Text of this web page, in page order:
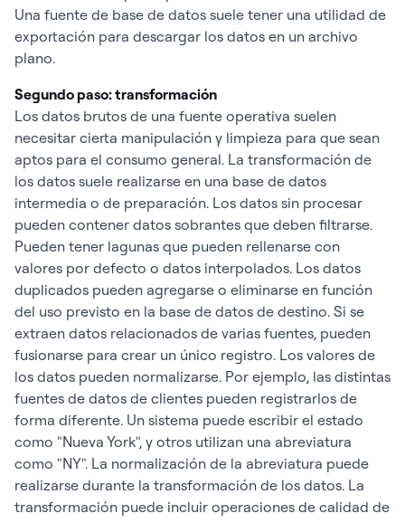
Una fuente de base de datos suele tener una utilidad de
exportación para descargar los datos en un archivo
plano.
Segundo paso: transformación
Los datos brutos de una fuente operativa suelen
necesitar cierta manipulación y limpieza para que sean
aptos para el consumo general. La transformación de
los datos suele realizarse en una base de datos
intermedia o de preparación. Los datos sin procesar
pueden contener datos sobrantes que deben filtrarse.
Pueden tener lagunas que pueden rellenarse con
valores por defecto o datos interpolados. Los datos
duplicados pueden agregarse o eliminarse en función
del uso previsto en la base de datos de destino. Si se
extraen datos relacionados de varias fuentes, pueden
fusionarse para crear un único registro. Los valores de
los datos pueden normalizarse. Por ejemplo, las distintas
fuentes de datos de clientes pueden registrarlos de
forma diferente. Un sistema puede escribir el estado
como "Nueva York", y otros utilizan una abreviatura
como "NY". La normalización de la abreviatura puede
realizarse durante la transformación de los datos. La
transformación puede incluir operaciones de calidad de